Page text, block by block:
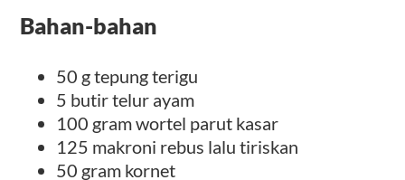
Bahan-bahan
50 g tepung terigu
5 butir telur ayam
100 gram wortel parut kasar
125 makroni rebus lalu tiriskan
50 gram kornet